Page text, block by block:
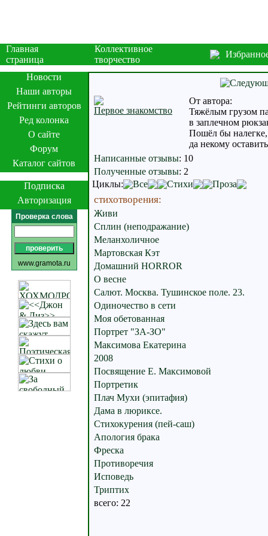
Главная
страница
Коллективное
творчество
Новости
Наши авторы
Рейтинги авторов
Ред колонка
О сайте
Форум
Каталог сайтов
Подписка
Авторизация
Проверка слова
www.gramota.ru
Первое знакомство
От автора:
Тяжёлым грузом
в заплечном
Пошёл бы налегке,
да некому
Написанные отзывы: 10
Полученные отзывы: 2
Циклы:
Все Стихи Проза
стихотворения:
Живи
Сплин (неподражание)
Меланхоличное
Мартовская Кэт
Домашний HORROR
О весне
Салют. Москва. Тушинское поле. 23.
Одиночество в сети
Моя обетованная
Портрет "ЗА-ЗО"
Максимова Екатерина
2008
Посвящение Е. Максимовой
Портретик
Плач Мухи (эпитафия)
Дама в люриксе.
Стихокурения (пей-саш)
Апология брака
Фреска
Противоречия
Исповедь
Триптих
всего: 22